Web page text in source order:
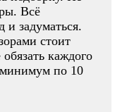
Всё
и задуматься.
стоит
каждого
по 10